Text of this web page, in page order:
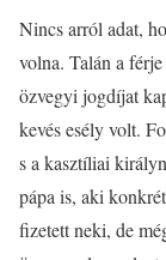
Nincs arról adat,
volna. Talán a
özvegyi jogdíjat
kevés esély volt.
s a kasztíliai
pápa is, aki
fizetett neki, de